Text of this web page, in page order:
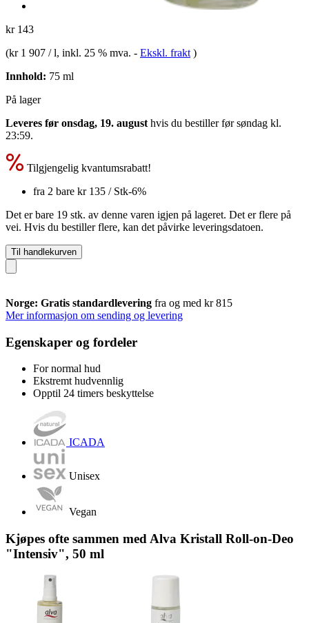
kr 143
(kr 1 907 / l, inkl. 25 % mva. - Ekskl. frakt )
Innhold: 75 ml
På lager
Leveres før onsdag, 19. august hvis du bestiller førsøndag kl.
23:59.
Tilgjengelig kvantumsrabatt!
fra 2 bare kr 135 / Stk-6%
Det er bare 19 stk. av denne varen igjen på lageret. Det er flere på
vei. Hvis du bestiller flere, kan det påvirke leveringsdatoen.
Til handlekurven
Norge: Gratis standardlevering fra og med kr 815
Mer informasjon om sending og levering
Egenskaper og fordeler
For normal hud
Ekstremt hudvennlig
Opptil 24 timers beskyttelse
ICADA
Unisex
Vegan
Kjøpes ofte sammen med Alva Kristall Roll-on-Deo
"Intensiv", 50 ml